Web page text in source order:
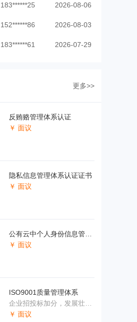
183******25 2026-08-06
152******86 2026-08-03
183******61 2026-07-29
2026-08-06
135******61 2026-08-07
更多>>
反贿赂管理体系认证
￥ 面议
隐私信息管理体系认证证书
￥ 面议
￥ 面议
ISO9001质量管理体系
￥ 面议